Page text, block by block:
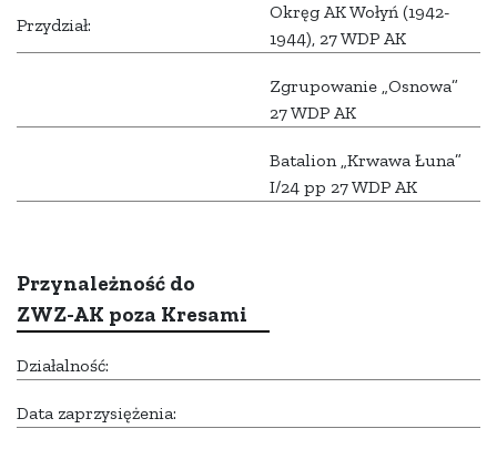
Przydział:
Okręg AK Wołyń (1942-
1944), 27 WDP AK
Zgrupowanie „Osnowa”
27 WDP AK
Batalion „Krwawa Łuna”
I/24 pp 27 WDP AK
Przynależność do
ZWZ-AK poza Kresami
Działalność:
Data zaprzysiężenia: